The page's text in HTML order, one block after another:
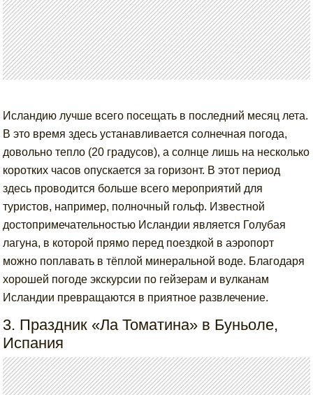
Исландию лучше всего посещать в последний месяц лета.
В это время здесь устанавливается солнечная погода,
довольно тепло (20 градусов), а солнце лишь на несколько
коротких часов опускается за горизонт. В этот период
здесь проводится больше всего мероприятий для
туристов, например, полночный гольф. Известной
достопримечательностью Исландии является Голубая
лагуна, в которой прямо перед поездкой в аэропорт
можно поплавать в тёплой минеральной воде. Благодаря
хорошей погоде экскурсии по гейзерам и вулканам
Исландии превращаются в приятное развлечение.
3. Праздник «Ла Томатина» в Буньоле,
Испания